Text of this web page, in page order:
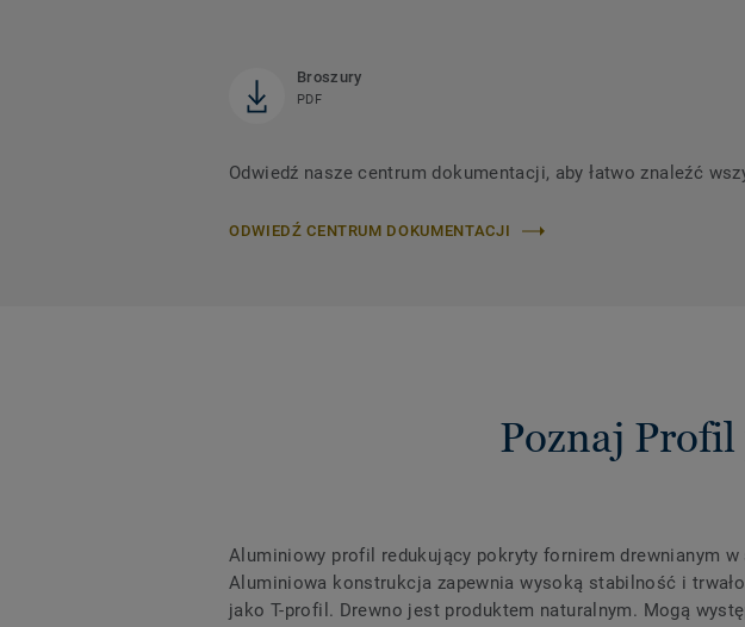
Broszury
PDF
Odwiedź nasze centrum dokumentacji, aby łatwo znaleźć
ODWIEDŹ CENTRUM DOKUMENTACJI
Poznaj
Aluminiowy profil redukujący pokryty fornirem drewnianym
Aluminiowa konstrukcja zapewnia wysoką stabilność i
jako T-profil. Drewno jest produktem naturalnym. Mogą